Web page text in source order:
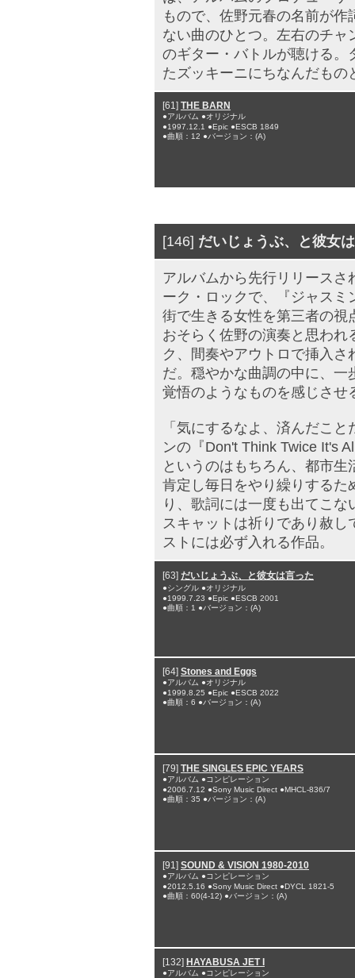
もので、佐野元春の名前が
ない曲のひとつ。左右のチ
のギター・バトルが聴ける。
たズッキーニにちなんだもの
[61] THE BARN
●アルバム ●オリジナル
●1997.12.1 ●Epic ●ESCB 1849
●曲順：12 ●バージョン：(A)
[146] だいじょうぶ、と彼女
アルバムから先行リリース
ーク・ロックで、『ジャス
街で生きる女性を第三者の視
おそらく佐野の演奏と思わ
ク、間奏やアウトロで挿入
だ。穏やかな曲調の中に、
覚悟のようなものを感じさせ
「気にするなよ、済んだこ
ンの『Don't Think Twice It's
というのはもちろん、都市
肯定し毎日をやり繰りするた
り、歌詞には一度も出てこ
スキャットは祈りであり赦
ストには必ず入れる作品。
[63] だいじょうぶ、と彼女は言った
●シングル ●オリジナル
●1999.7.23 ●Epic ●ESCB 2001
●曲順：1 ●バージョン：(A)
[64] Stones and Eggs
●アルバム ●オリジナル
●1999.8.25 ●Epic ●ESCB 2022
●曲順：6 ●バージョン：(A)
[79] THE SINGLES EPIC YEARS
●アルバム ●コンピレーション
●2006.7.12 ●Sony Music Direct ●MHCL-836/7
●曲順：35 ●バージョン：(A)
[91] SOUND & VISION 1980-2010
●アルバム ●コンピレーション
●2012.5.16 ●Sony Music Direct ●DYCL 1821-5
●曲順：60(4-12) ●バージョン：(A)
[132] HAYABUSA JET I
●アルバム ●コンピレーション